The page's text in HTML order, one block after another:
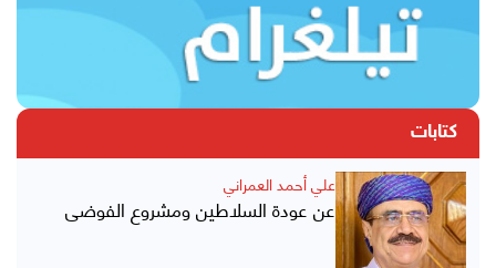
كتابات
علي أحمد العمراني
عن عودة السلاطين ومشروع الفوضى